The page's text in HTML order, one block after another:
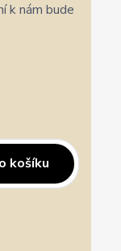
k nám bude
košíku